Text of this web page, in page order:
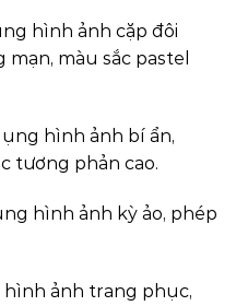
hình ảnh cặp đôi
màu sắc pastel
hình ảnh bí ẩn,
tương phản cao.
hình ảnh kỳ ảo, phép
hình ảnh trang phục,